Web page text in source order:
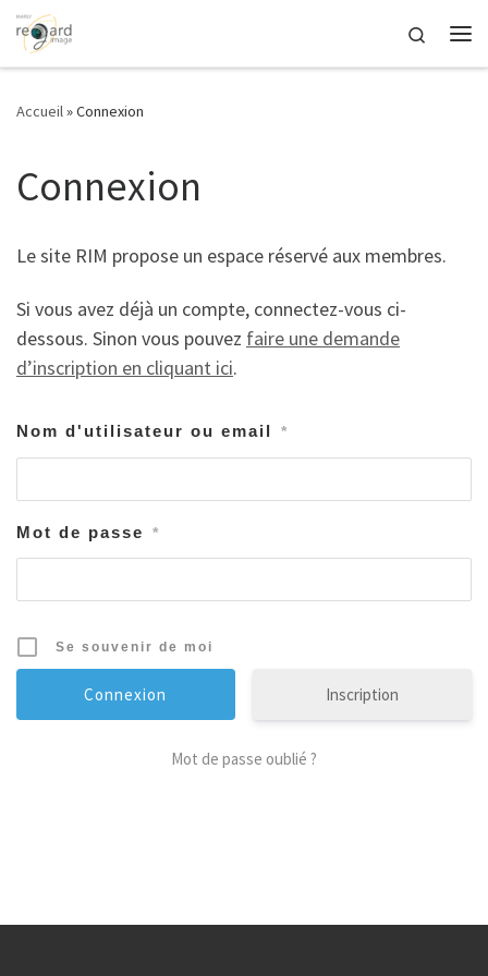
Passer au contenu
Search
Accueil»Connexion
Connexion
Le site RIM propose un espace réservé aux membres.
Si vous avez déjà un compte, connectez-vous ci-
dessous. Sinon vous pouvez faire une demande
d’inscription en cliquant ici.
Nom d'utilisateur ou email *
Mot de passe *
Se souvenir de moi
Inscription
Mot de passe oublié ?